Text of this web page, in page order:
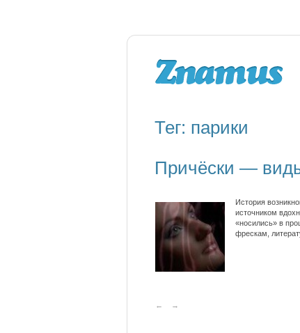
Тег: парики
Причёски —
История
источником
«носились» в
фрескам,
← →